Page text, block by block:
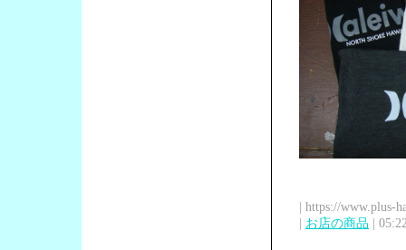
| https://www.plus-
| お店の商品 |